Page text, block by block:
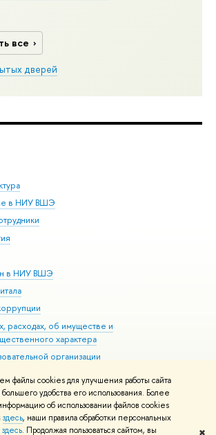
файлы cookies для улучшения работы сайта
удобства его использования. Более
об использовании файлов cookies
здесь, наши правила обработки персональных
здесь. Продолжая пользоваться сайтом, вы
все
дверей
в НИУ ВШЭ
в НИУ ВШЭ
расходах, об имуществе и
характера
организации
возможностями здоровья